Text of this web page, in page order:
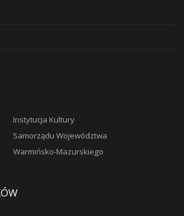
Instytucja Kultury
Samorządu Województwa
Warmińsko-Mazurskiego